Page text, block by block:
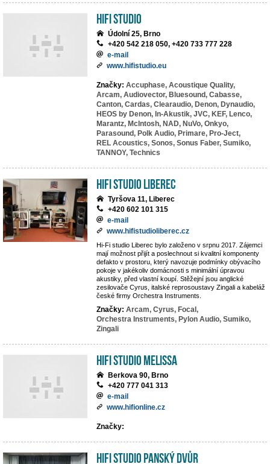
HiFi Studio
Údolní 25, Brno
+420 542 218 050, +420 733 777 228
e-mail
www.hifistudio.eu
Značky: Accuphase, Acoustique Quality,
Arcam, Audiovector, Bluesound, Cabasse,
Canton, Cardas, Clearaudio, Denon, Dynaudio,
HEOS by Denon, In-Akustik, JVC, KEF, Lenco,
Marantz, McIntosh, NAD, NuVo, Onkyo,
Parasound, Polk Audio, Primare, Pro-Ject,
REL Acoustics, Sonos, Sonus Faber, Sumiko,
TANNOY, Technics
HiFi studio Liberec
Tyršova 11, Liberec
+420 602 101 315
e-mail
www.hifistudioliberec.cz
Hi-Fi studio Liberec bylo založeno v srpnu 2017. Zájemci
mají možnost přijít a poslechnout si kvalitní komponenty
defakto v prostoru, který navozuje podmínky obývacího
pokoje v jakékoliv domácnosti s minimální úpravou
akustiky, před vlastní koupí. Stěžejní jsou anglické
zesilovače Cyrus, italské reprosoustavy Zingali a kabeláž
české firmy Orchestra Instruments.
Značky: Arcam, Cyrus, Focal,
Orchestra Instruments, Pylon Audio, Sumiko,
Zingali
Hifi studio MeLiSSA
Berkova 90, Brno
+420 777 041 313
e-mail
www.hifionline.cz
Značky:
Hifi Studio Panský Dvůr